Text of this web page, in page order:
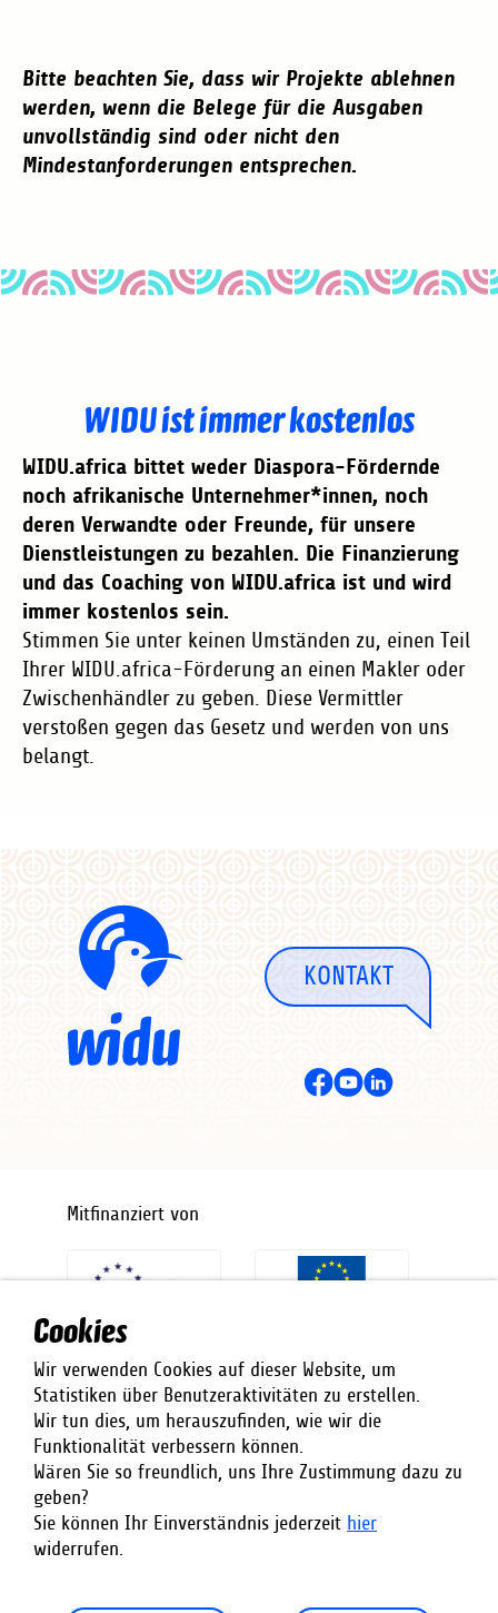
Bitte beachten Sie, dass wir Projekte ablehnen
werden, wenn die Belege für die Ausgaben
unvollständig sind oder nicht den
Mindestanforderungen entsprechen.
WIDU ist immer kostenlos
WIDU.africa bittet weder Diaspora-Fördernde
noch afrikanische Unternehmer*innen, noch
deren Verwandte oder Freunde, für unsere
Dienstleistungen zu bezahlen. Die Finanzierung
und das Coaching von WIDU.africa ist und wird
immer kostenlos sein.
Stimmen Sie unter keinen Umständen zu, einen Teil
Ihrer WIDU.africa-Förderung an einen Makler oder
Zwischenhändler zu geben. Diese Vermittler
verstoßen gegen das Gesetz und werden von uns
belangt.
KONTAKT
Mitfinanziert von
Umgesetzt von
Footer
©
Cookies
Wir verwenden Cookies auf dieser Website, um
Statistiken über Benutzeraktivitäten zu erstellen.
Wir tun dies, um herauszufinden, wie wir die
Funktionalität verbessern können.
Wären Sie so freundlich, uns Ihre Zustimmung dazu zu
geben?
Sie können Ihr Einverständnis jederzeit hier
widerrufen.